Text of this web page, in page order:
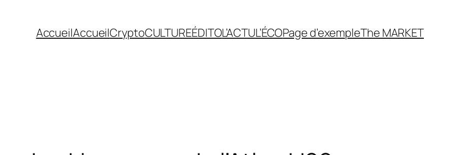
AccueilAccueilCryptoCULTUREÉDITOL’ACTUL’ÉCOPage d’exempleThe MARKET